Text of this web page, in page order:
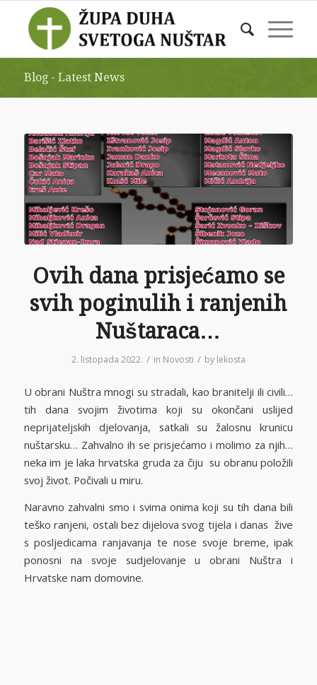
Blog - Latest News
Ovih dana prisjećamo se
svih poginulih i ranjenih
Nuštaraca…
2. listopada 2022. / in Novosti / by lekosta
U obrani Nuštra mnogi su stradali, kao branitelji ili civili…
tih dana svojim životima koji su okončani uslijed
neprijateljskih djelovanja, satkali su žalosnu krunicu
nuštarsku… Zahvalno ih se prisjećamo i molimo za njih…
neka im je laka hrvatska gruda za čiju su obranu položili
svoj život. Počivali u miru.
Naravno zahvalni smo i svima onima koji su tih dana bili
teško ranjeni, ostali bez dijelova svog tijela i danas žive
s posljedicama ranjavanja te nose svoje breme, ipak
ponosni na svoje sudjelovanje u obrani Nuštra i
Hrvatske nam domovine.